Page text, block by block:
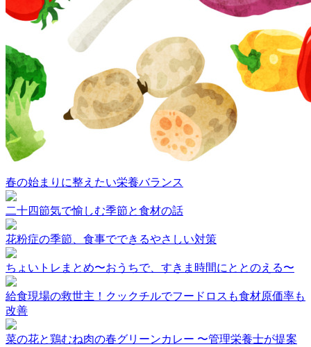
春の始まりに整えたい栄養バランス
二十四節気で愉しむ季節と食材の話
花粉症の季節、食事でできるやさしい対策
ちょいトレまとめ〜おうちで、すきま時間にととのえる〜
給食現場の救世主！クックチルでフードロスも食材原価率も
改善
菜の花と鶏むね肉の春グリーンカレー 〜管理栄養士が提案